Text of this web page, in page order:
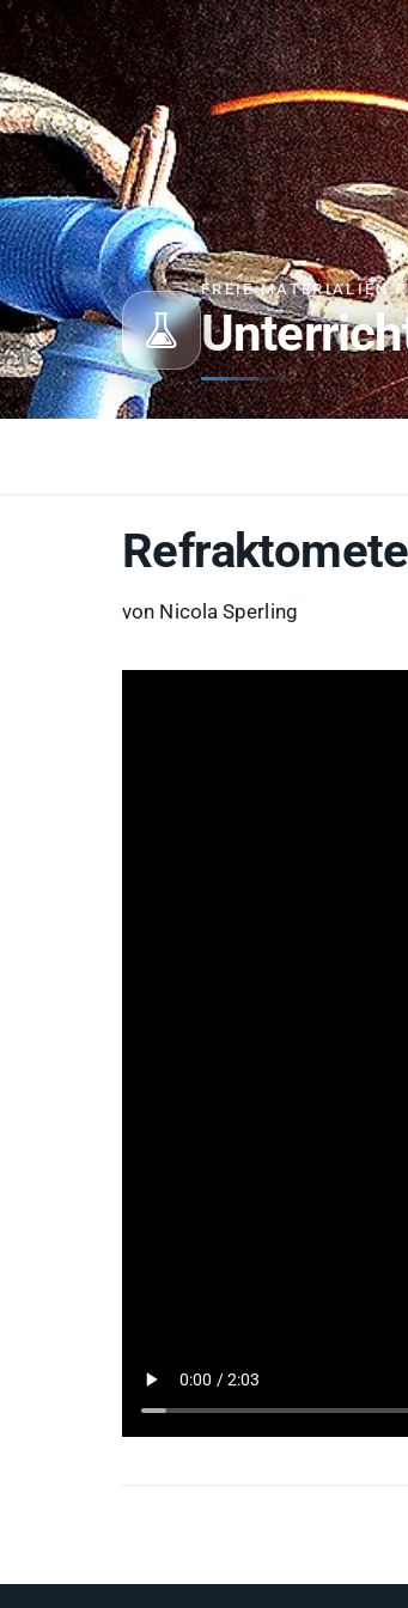
FREIE MATERIALIEN
von Nicola Sperling